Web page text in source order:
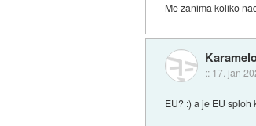
Me zanima koliko
:: 17. jan
EU? :) a je EU